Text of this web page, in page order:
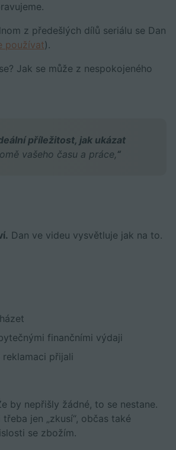
z předešlých dílů seriálu se Dan
používat).
Jak se může z nespokojeného
příležitost, jak ukázat
vašeho času a práce, “
Dan ve videu vysvětluje jak na to.
finančními výdaji
přijali
by nepřišly žádné, to se nestane.
jen „zkusí“, občas také
se zbožím.